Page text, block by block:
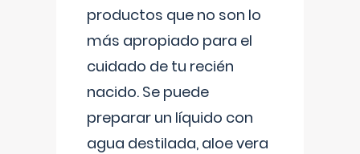
productos que no son lo
más apropiado para el
cuidado de tu recién
nacido. Se puede
preparar un líquido con
agua destilada, aloe vera